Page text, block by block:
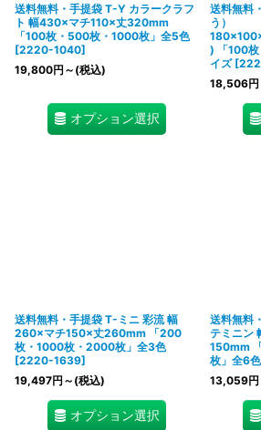
送料無料・手提袋 T-Y カラークラフ
ト 幅430×マチ110×丈320mm
「100枚・500枚・1000枚」全5色
[2220-1040]
19,800円 ～ (税込)
オプション選択
送料無料
う）
) 「100
イズ [
18,506円
送料無料・手提袋 T-ミニ 彩流 幅
260×マチ150×丈260mm 「200
枚・1000枚・2000枚」全3色
[2220-1639]
19,497円 ～ (税込)
オプション選択
送料無料
テミニン
150mm
枚」全6色
13,059円